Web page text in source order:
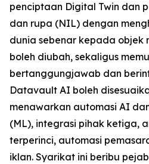
penciptaan Digital Twin dan
dan rupa (NIL) dengan
dunia sebenar kepada
boleh diubah, sekaligus
bertanggungjawab dan
Datavault AI boleh
menawarkan automasi AI
(ML), integrasi pihak ketiga,
terperinci, automasi
iklan. Syarikat ini beribu